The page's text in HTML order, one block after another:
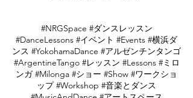
#NRGSpace #ダンスレッスン
#DanceLessons #イベント #Events #横浜ダ
ンス #YokohamaDance #アルゼンチンタンゴ
#ArgentineTango #レッスン #Lessons #ミロ
ンガ #Milonga #ショー #Show #ワークショ
ップ #Workshop #音楽とダンス